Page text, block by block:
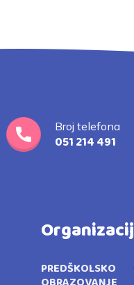
Broj telefona
051 214 491
PREDŠKOLSKO